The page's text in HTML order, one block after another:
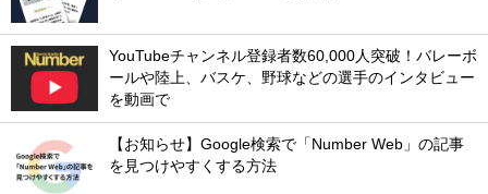
YouTubeチャンネル登録者数60,000人突破！バレーボ
ールや陸上、バスケ、野球などの選手のインタビュー
を動画で
【お知らせ】Google検索で「Number Web」の記事
を見つけやすくする方法